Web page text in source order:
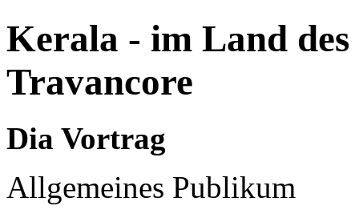
Kerala - im Land
Travancore
Dia Vortrag
Allgemeines Publikum